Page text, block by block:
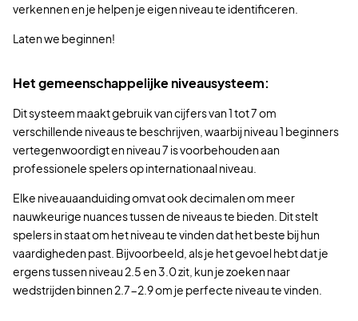
verkennen en je helpen je eigen niveau te identificeren.
Laten we beginnen!
Het gemeenschappelijke niveausysteem:
Dit systeem maakt gebruik van cijfers van 1 tot 7 om
verschillende niveaus te beschrijven, waarbij niveau 1 beginners
vertegenwoordigt en niveau 7 is voorbehouden aan
professionele spelers op internationaal niveau.
Elke niveauaanduiding omvat ook decimalen om meer
nauwkeurige nuances tussen de niveaus te bieden. Dit stelt
spelers in staat om het niveau te vinden dat het beste bij hun
vaardigheden past. Bijvoorbeeld, als je het gevoel hebt dat je
ergens tussen niveau 2.5 en 3.0 zit, kun je zoeken naar
wedstrijden binnen 2.7-2.9 om je perfecte niveau te vinden.